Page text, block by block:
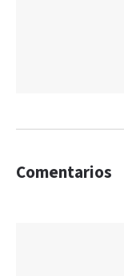
Comentarios